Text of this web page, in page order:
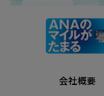
会社概要